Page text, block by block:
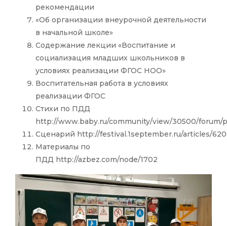
рекомендации
«Об организации внеурочной деятельности
в начальной школе»
Содержание лекции «Воспитание и
социализация младших школьников в
условиях реализации ФГОС НОО»
Воспитательная работа в условиях
реализации ФГОС
Стихи по ПДД
http://www.baby.ru/community/view/30500/forum/
Сценарий http://festival.1september.ru/articles/
Материалы по
ПДД http://azbez.com/node/1702